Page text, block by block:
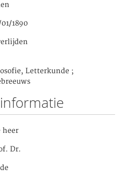
01/1890
Letterkunde ;
heer
Dr.